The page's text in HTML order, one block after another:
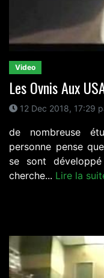
Video
Les Ovnis Aux
12 Dec 2018, 17:29
de nombreuse
personne pense
se sont
cherche... Lire la